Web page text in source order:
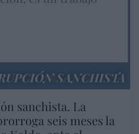
SANCHISTA
sanchista. La
seis meses la